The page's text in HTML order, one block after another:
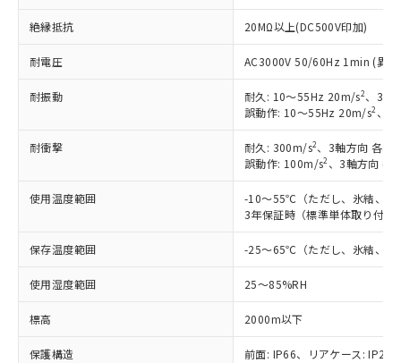
絶縁抵抗 20MΩ以上(DC500V印加)
耐電圧 AC3000V 50/60Hz 1min (異極
耐振動 耐久: 10～55Hz 20m/s2、3軸
誤動作: 10～55Hz 20m/s2 、3
耐衝撃 耐久: 300m/s2、3軸方向 各3回
誤動作: 100m/s2 、3軸方向 各
使用温度範囲
-10～55℃（ただし、氷結、結
3年保証時（標準単体取り付
保存温度範囲 -25～65℃（ただし、氷結、結
使用湿度範囲 25～85%RH
標高 2000m以下
保護構造 前面: IP66、リアケース: IP20
以下の条件をお読みいただき、同意のうえ
本サービスは、当社制御機器事業取扱
商品の当社在庫状況および標準価格
(税抜)を提供させていただくもので
当社制御機器事業取扱商品の中には、
本サービスの対象外となる商品もある
ことをご了承ください。
在庫状況および標準価格照会結果は、
記載している更新日時点での社内デー
タに基づき作成されるものであり、閲
対応済み：EU RoHS指令（10物質）の
非含有に対応した製品が提供可能な商品で
対応予定：EU RoHS指令（10物質）の非含
有に対応した製品に切り替える予定のある
対応予定なし：EU RoHS指令（10物質）の
非含有に非対応の商品で、対応品を出す予
調査・確認中：EU RoHS指令（10物質）の
非含有の対応状況を調査中または確認中の
非該当品：ライセンス料など無形物で、有
害物質有無と関係のない商品です。
仕入先様の事情により、非含有部品として
いたものが、含有品と判明した場合などや
むを得ず変更することがあります。
*EU RoHS指令（10物質）：
※1 中国RoHS○×表
「○」：最大均質材料含有率が中国RoHSの
基準値以下であることを示します。
「×」：最大均質材料含有率が中国RoHSの
基準値を超えていることを示します。
「－」：未確認です。当社販売部門へお問
当社は、これら貴社製品のうち、外国
為替および外国貿易法に定める商品
（以下｢規制貨物等」という）を輸出
または国外への提供する場合は、日本